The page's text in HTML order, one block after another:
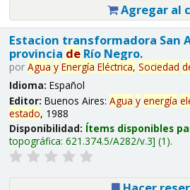
Agregar al
Estacion transformadora San
provincia deRío Negro.
por Agua y Energía Eléctrica, Sociedad
Idioma: Español
Editor: Buenos Aires: Agua y energía
estado, 1988
Disponibilidad: Ítems disponibles
topográfica: 621.374.5/A282/v.3 (1).